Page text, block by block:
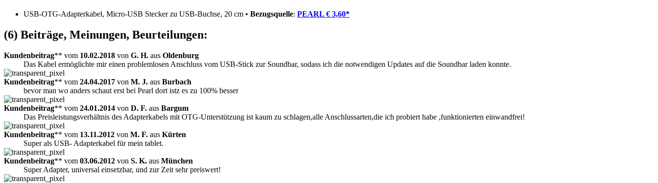
USB-OTG-Adapterkabel, Micro-USB Stecker zu USB-Buchse, 20 cm • Bezugsquelle: PEARL € 3,60*
(6) Beiträge, Meinungen, Beurteilungen:
Kundenbeitrag** vom 10.02.2018 von G. H. aus Oldenburg
Das Kabel ermöglichte mir einen problemlosen Anschluss vom USB-Stick zur Soundbar, sodass ich die notwendigen Updates auf die Soundbar laden konnte.
Kundenbeitrag** vom 24.04.2017 von M. J. aus Burbach
bevor man wo anders schaut erst bei Pearl dort istz es zu 100% besser
Kundenbeitrag** vom 24.01.2014 von D. F. aus Bargum
Das Preisleistungsverhältnis des Adapterkabels mit OTG-Unterstützung ist kaum zu schlagen,alle Anschlussarten,die ich probiert habe ,funktionierten einwandfrei!
Kundenbeitrag** vom 13.11.2012 von M. F. aus Kürten
Super als USB- Adapterkabel für mein tablet.
Kundenbeitrag** vom 03.06.2012 von S. K. aus München
Super Adapter, universal einsetzbar, und zur Zeit sehr preiswert!